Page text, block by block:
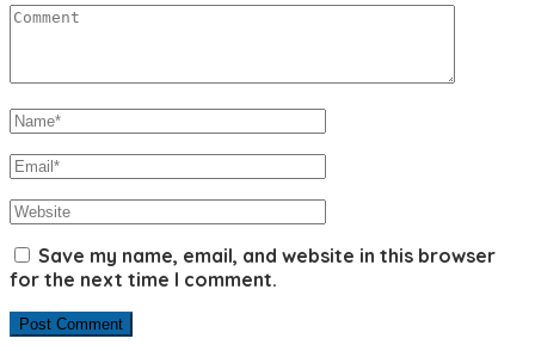
Save my name, email, and website in this browser
for the next time I comment.